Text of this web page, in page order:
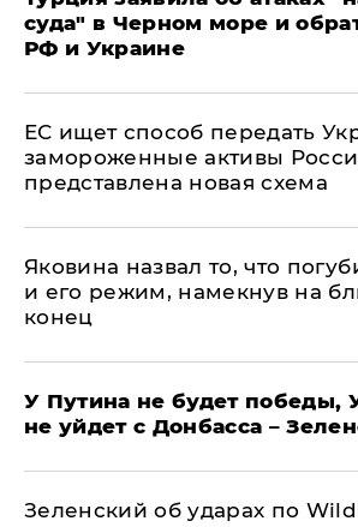
суда" в Черном море и
РФ и Украине
ЕС ищет способ передать
замороженные активы
представлена новая схема
Яковина назвал то, что
и его режим, намекнув на
конец
У Путина не будет победы,
не уйдет с Донбасса –
Зеленский об ударах по